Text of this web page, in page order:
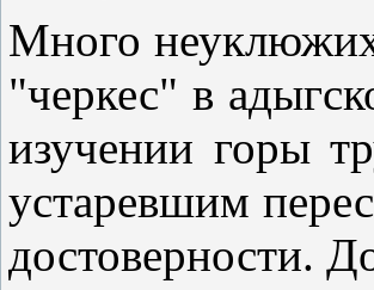
Много
"черкес" в
изучении горы
устаревшим
достоверности.